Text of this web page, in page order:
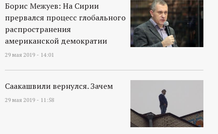
Борис Межуев: На Сирии
прервался процесс глобального
распространения
американской демократии
29 мая 2019 - 14:01
Саакашвили вернулся. Зачем
29 мая 2019 - 11:58